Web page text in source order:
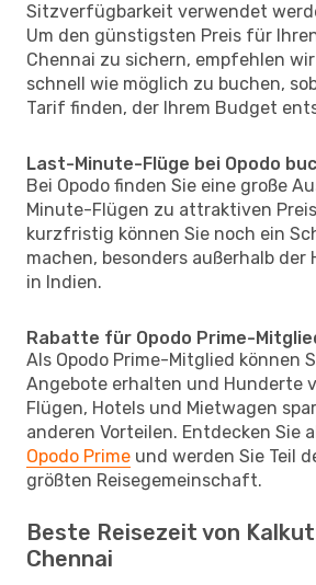
Sitzverfügbarkeit verwendet
Um den günstigsten Preis für
Chennai zu sichern, empfehlen
schnell wie möglich zu buchen,
Tarif finden, der Ihrem Budget
Last-Minute-Flüge bei Opodo
Bei Opodo finden Sie eine große
Minute-Flügen zu attraktiven
kurzfristig können Sie noch ein
machen, besonders außerhalb der
in Indien.
Rabatte für Opodo Prime-
Als Opodo Prime-Mitglied können
Angebote erhalten und Hunderte
Flügen, Hotels und Mietwagen
anderen Vorteilen. Entdecken Sie
Opodo Prime und werden Sie Teil
größten Reisegemeinschaft.
Beste Reisezeit von
Chennai